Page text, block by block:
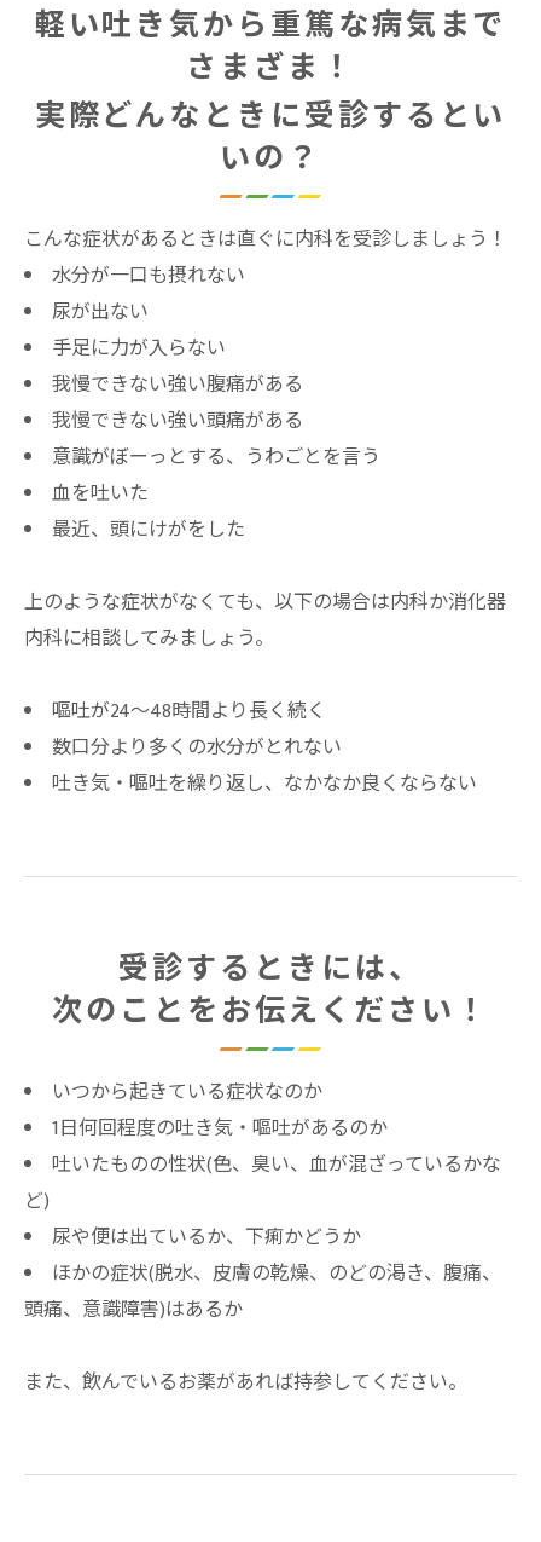
軽い吐き気から重篤な病気まで
さまざま！
実際どんなときに受診するとい
いの？
こんな症状があるときは直ぐに内科を受診しましょう！
水分が一口も摂れない
尿が出ない
手足に力が入らない
我慢できない強い腹痛がある
我慢できない強い頭痛がある
意識がぼーっとする、うわごとを言う
血を吐いた
最近、頭にけがをした
上のような症状がなくても、以下の場合は内科か消化器
内科に相談してみましょう。
嘔吐が24～48時間より長く続く
数口分より多くの水分がとれない
吐き気・嘔吐を繰り返し、なかなか良くならない
受診するときには、
次のことをお伝えください！
いつから起きている症状なのか
1日何回程度の吐き気・嘔吐があるのか
吐いたものの性状(色、臭い、血が混ざっているかな
ど)
尿や便は出ているか、下痢かどうか
ほかの症状(脱水、皮膚の乾燥、のどの渇き、腹痛、
頭痛、意識障害)はあるか
また、飲んでいるお薬があれば持参してください。